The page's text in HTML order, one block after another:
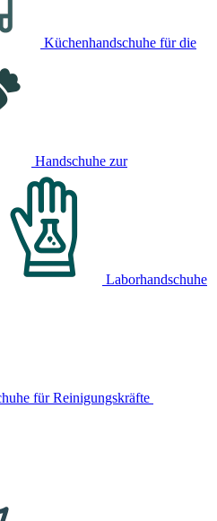
Küchenhandschuhe für die
Handschuhe zur
Laborhandschuhe
für Reinigungskräfte